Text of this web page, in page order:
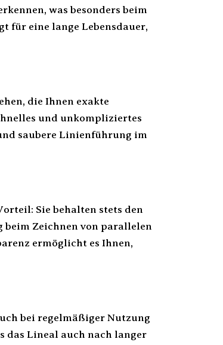
was besonders beim
für eine lange Lebensdauer,
die Ihnen exakte
und unkompliziertes
saubere Linienführung im
Sie behalten stets den
beim Zeichnen von parallelen
ermöglicht es Ihnen,
bei regelmäßiger Nutzung
das Lineal auch nach langer